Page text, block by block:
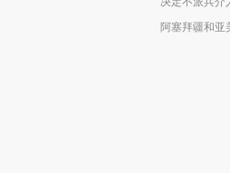
阿塞拜疆和亚